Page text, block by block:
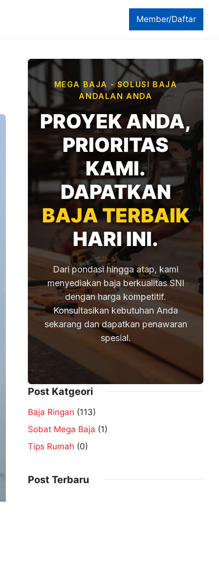
Member/Daftar
MEGA BAJA - SOLUSI BAJA
ANDALAN ANDA
PROYEK ANDA,
PRIORITAS
KAMI.
DAPATKAN
BAJA TERBAIK
HARI INI.
Dari pondasi hingga atap, kami
menyediakan baja berkualitas SNI
dengan harga kompetitif.
Konsultasikan kebutuhan Anda
sekarang dan dapatkan penawaran
spesial.
Post Katgeori
Baja Ringan (113)
Sobat Mega Baja (1)
Tips Rumah (0)
Post Terbaru